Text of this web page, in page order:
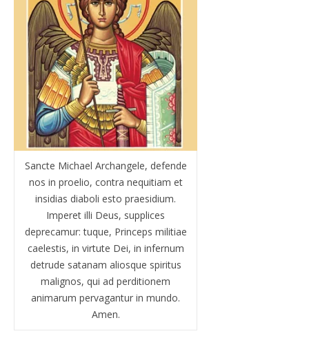
Sancte Michael Archangele, defende
nos in proelio, contra nequitiam et
insidias diaboli esto praesidium.
Imperet illi Deus, supplices
deprecamur: tuque, Princeps militiae
caelestis, in virtute Dei, in infernum
detrude satanam aliosque spiritus
malignos, qui ad perditionem
animarum pervagantur in mundo.
Amen.